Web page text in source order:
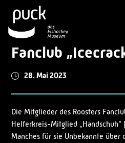
Fanclub
28. Mai 2023
Die Mitglieder des Roosters
Helferkreis-Mitglied
Manches für sie Unbekannte über